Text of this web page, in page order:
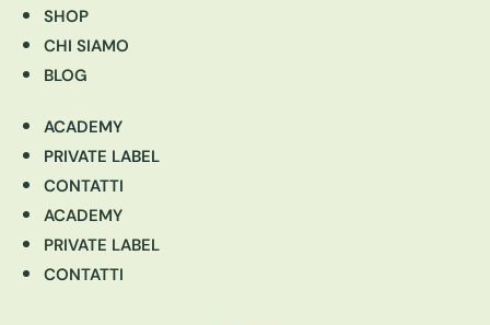
SHOP
CHI SIAMO
BLOG
ACADEMY
PRIVATE LABEL
CONTATTI
ACADEMY
PRIVATE LABEL
CONTATTI